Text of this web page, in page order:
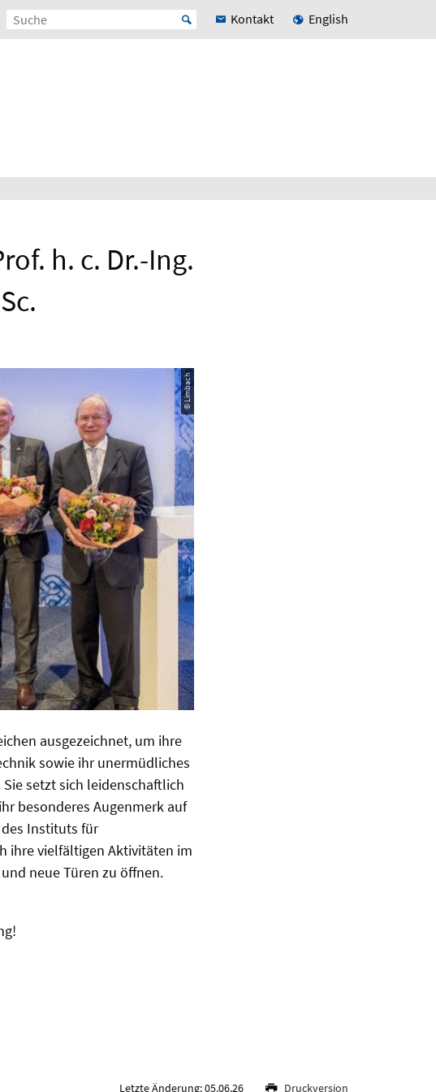
Kontakt English
h. c. Dr.-Ing.
© Limbach
ausgezeichnet, um ihre
sowie ihr unermüdliches
setzt sich leidenschaftlich
besonderes Augenmerk auf
Instituts für
ihre vielfältigen Aktivitäten im
neue Türen zu öffnen.
Letzte Änderung: 05.06.26 Druckversion